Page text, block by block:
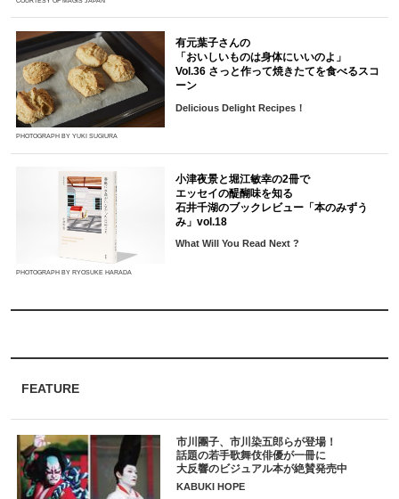
FEATURE
市川團子、市川染五郎らが登場！
話題の若手歌舞伎俳優が一冊に
大反響のビジュアル本が絶賛発売中
KABUKI HOPE
PHOTOGRAPH BY YUKI SUGIURA
有元葉子さんの
「おいしいものは身体にいいのよ」
Vol.36 さっと作って焼きたてを食べるスコ
ーン
Delicious Delight Recipes！
PHOTOGRAPH BY RYOSUKE HARADA
小津夜景と堀江敏幸の2冊で
エッセイの醍醐味を知る
石井千湖のブックレビュー「本のみずう
み」vol.18
What Will You Read Next ?